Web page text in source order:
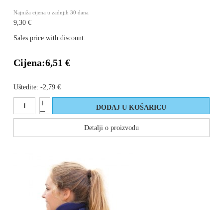
Najniža cijena u zadnjih 30 dana
9,30 €
Sales price with discount:
Cijena:6,51 €
Uštedite: -2,79 €
Detalji o proizvodu